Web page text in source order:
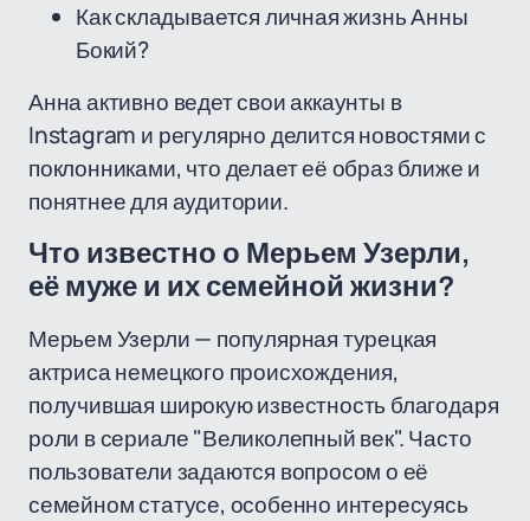
Как складывается личная жизнь Анны
Бокий?
Анна активно ведет свои аккаунты в
Instagram и регулярно делится новостями с
поклонниками, что делает её образ ближе и
понятнее для аудитории.
Что известно о Мерьем Узерли,
её муже и их семейной жизни?
Мерьем Узерли — популярная турецкая
актриса немецкого происхождения,
получившая широкую известность благодаря
роли в сериале "Великолепный век". Часто
пользователи задаются вопросом о её
семейном статусе, особенно интересуясь